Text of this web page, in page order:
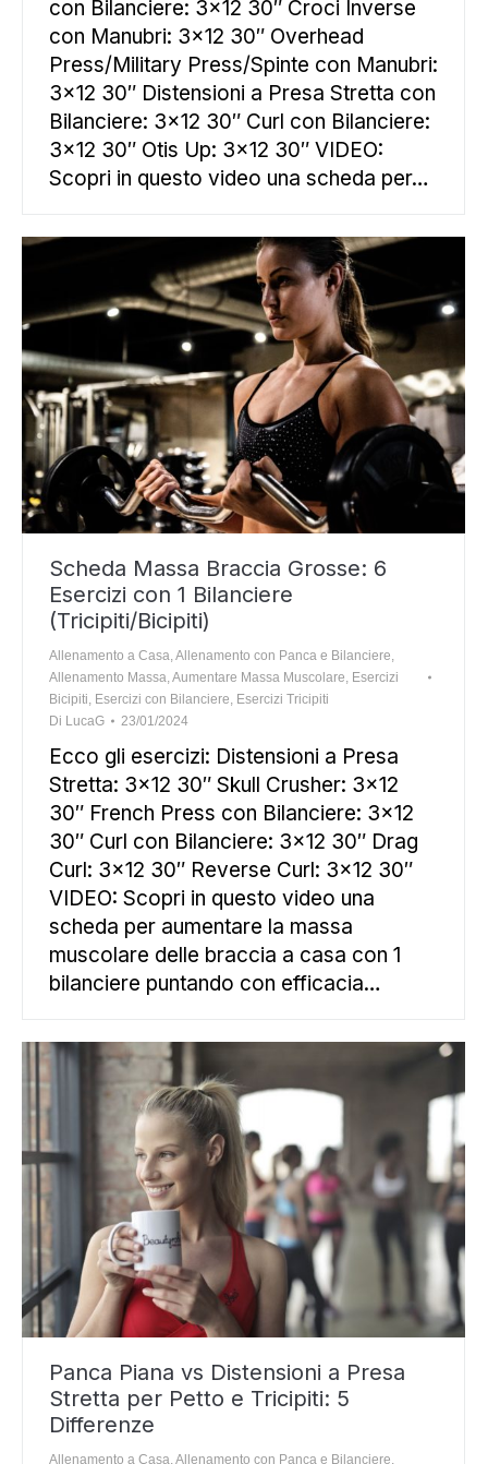
con Bilanciere: 3×12 30″ Croci Inverse
con Manubri: 3×12 30″ Overhead
Press/Military Press/Spinte con Manubri:
3×12 30″ Distensioni a Presa Stretta con
Bilanciere: 3×12 30″ Curl con Bilanciere:
3×12 30″ Otis Up: 3×12 30″ VIDEO:
Scopri in questo video una scheda per…
Scheda Massa Braccia Grosse: 6
Esercizi con 1 Bilanciere
(Tricipiti/Bicipiti)
Allenamento a Casa,Allenamento con Panca e Bilanciere,
Allenamento Massa,Aumentare Massa Muscolare, Esercizi
Bicipiti, Esercizi con Bilanciere, Esercizi Tricipiti
Di LucaG 23/01/2024
Ecco gli esercizi: Distensioni a Presa
Stretta: 3×12 30″ Skull Crusher: 3×12
30″ French Press con Bilanciere: 3×12
30″ Curl con Bilanciere: 3×12 30″ Drag
Curl: 3×12 30″ Reverse Curl: 3×12 30″
VIDEO: Scopri in questo video una
scheda per aumentare la massa
muscolare delle braccia a casa con 1
bilanciere puntando con efficacia…
Panca Piana vs Distensioni a Presa
Stretta per Petto e Tricipiti: 5
Differenze
Allenamento a Casa,Allenamento con Panca e Bilanciere,